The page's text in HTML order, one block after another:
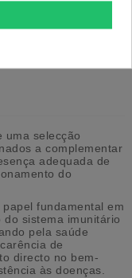
uma selecção
a complementar
adequada de
do
fundamental em
sistema imunitário
pela saúde
de
directo no bem-
às doenças.